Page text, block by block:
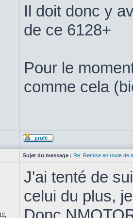
Il doit donc y
de ce 6128+
Pour le
comme cela
Sujet du message : Re: Remise en route de
J'ai tenté de
celui du plus,